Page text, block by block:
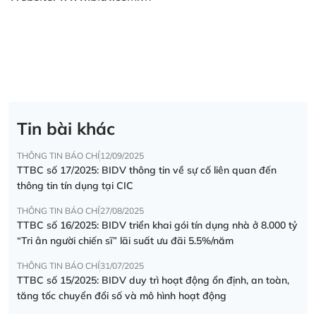
Tin bài khác
THÔNG TIN BÁO CHÍ12/09/2025
TTBC số 17/2025: BIDV thông tin về sự cố liên quan đến
thông tin tín dụng tại CIC
THÔNG TIN BÁO CHÍ27/08/2025
TTBC số 16/2025: BIDV triển khai gói tín dụng nhà ở 8.000 tỷ
“Tri ân người chiến sĩ” lãi suất ưu đãi 5.5%/năm
THÔNG TIN BÁO CHÍ31/07/2025
TTBC số 15/2025: BIDV duy trì hoạt động ổn định, an toàn,
tăng tốc chuyển đổi số và mô hình hoạt động